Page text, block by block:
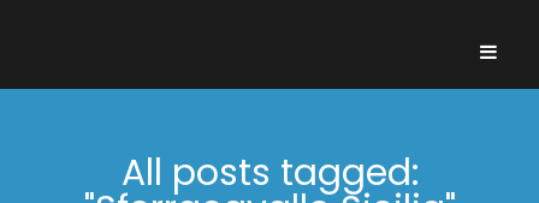
All posts tagged: